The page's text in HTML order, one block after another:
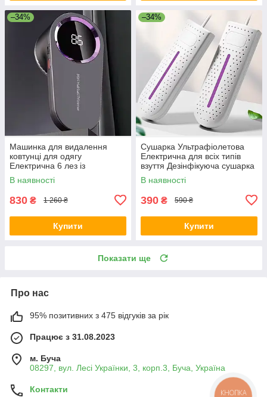
–34%
Машинка для видалення
ковтунці для одягу
Електрична 6 лез із
Запобіжником Дисплеєм USB
зарядка Чорна
В наявності
830 ₴ 1 260 ₴
Купити
–34%
Сушарка Ультрафіолетова
Електрична для всіх типів
взуття Дезінфікуюча сушарка
12Вт Портативна зарядка від
USB Біла
В наявності
390 ₴ 590 ₴
Купити
Показати ще
Про нас
95% позитивних з 475 відгуків за рік
Працює з 31.08.2023
м. Буча
08297, вул. Лесі Українки, 3, корп.3, Буча, Україна
Контакти
КНОПКА